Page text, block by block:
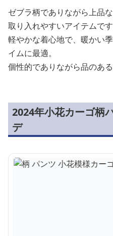
ゼブラ柄でありながら上品
取り入れやすいアイテムです
軽やかな着心地で、暖かい
イムに最適。
個性的でありながら品のあ
2024年小花カーゴ柄
デ